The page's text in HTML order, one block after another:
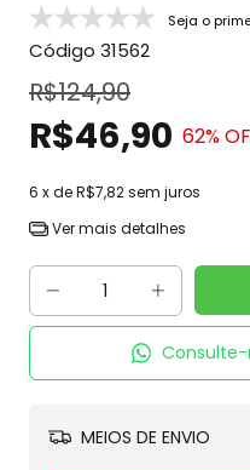
Seja o
Código 31562
R$124,90
R$46,90 62%
6 x deR$7,82sem juros
Ver mais detalhes
Consulte-
MEIOS DE ENVIO